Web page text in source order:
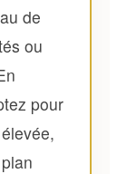
de
ou
pour